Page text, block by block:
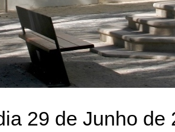
29 de Junho de